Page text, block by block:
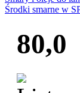
Środki smarne w
80,0